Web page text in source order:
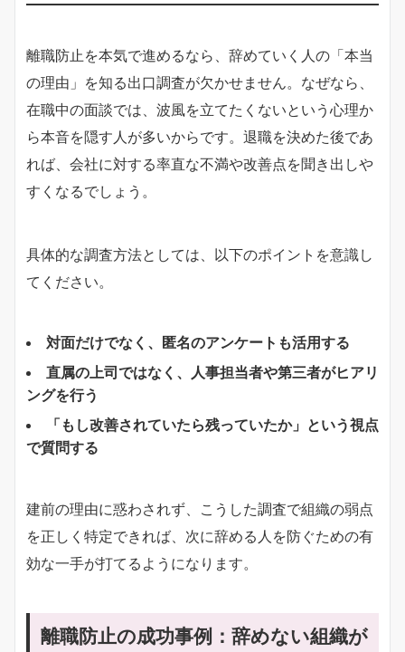
離職防止を本気で進めるなら、辞めていく人の「本当
の理由」を知る出口調査が欠かせません。なぜなら、
在職中の面談では、波風を立てたくないという心理か
ら本音を隠す人が多いからです。退職を決めた後であ
れば、会社に対する率直な不満や改善点を聞き出しや
すくなるでしょう。
具体的な調査方法としては、以下のポイントを意識し
てください。
対面だけでなく、匿名のアンケートも活用する
直属の上司ではなく、人事担当者や第三者がヒアリ
ングを行う
「もし改善されていたら残っていたか」という視点
で質問する
建前の理由に惑わされず、こうした調査で組織の弱点
を正しく特定できれば、次に辞める人を防ぐための有
効な一手が打てるようになります。
離職防止の成功事例：辞めない組織が